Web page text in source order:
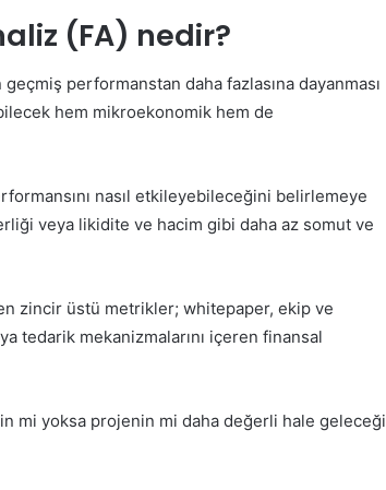
(FA) nedir?
performanstan daha fazlasına dayanması
hem mikroekonomik hem de
nasıl etkileyebileceğini belirlemeye
veya likidite ve hacim gibi daha az somut ve
zincir üstü metrikler; whitepaper, ekip ve
tedarik mekanizmalarını içeren finansal
mi yoksa projenin mi daha değerli hale geleceği